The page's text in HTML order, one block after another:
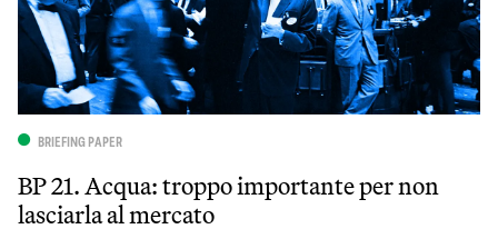
BRIEFING PAPER
BP 21. Acqua: troppo importante per non
lasciarla al mercato